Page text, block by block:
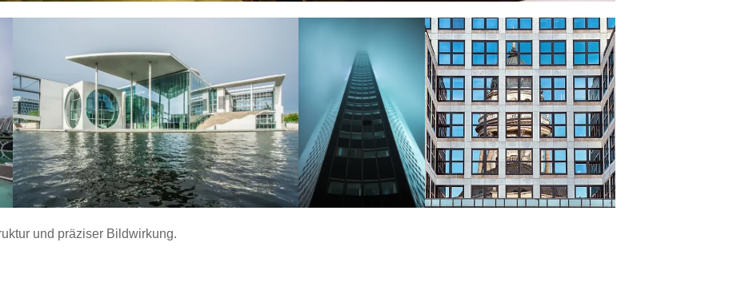
und präziser Bildwirkung.